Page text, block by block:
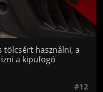
tölcsért használni, a
a kipufogó
#12